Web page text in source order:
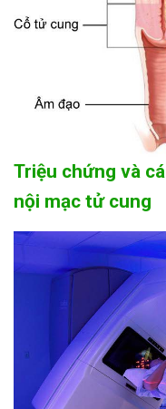
Triệu chứng và
nội mạc tử cung